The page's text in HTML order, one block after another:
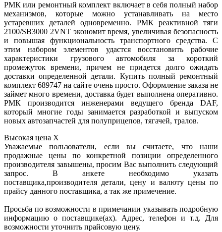
РМК или ремонтный комплект включает в себя полный набор
механизмов, которые можно устанавливать на место
устаревших деталей одновременно. РМК реактивной тяги
2100/SB3000 2VNT экономит время, увеличивая безопасность
и повышая функциональность транспортного средства. С
этим набором элементов удастся восстановить рабочие
характеристики грузового автомобиля за короткий
промежуток времени, причем не придется долго ожидать
доставки определенной детали. Купить полный ремонтный
комплект 689747 на сайте очень просто. Оформление заказа не
займет много времени, доставка будет выполнена оперативно.
РМК производится инженерами ведущего бренда DAF,
который многие годы занимается разработкой и выпуском
новых автозапчастей для полуприцепов, тягачей, тралов.
Высокая цена X
Уважаемые пользователи, если вы считаете, что наши
продажные цены по конкретной позиции определенного
производителя завышены, просим Вас выполнить следующий
запрос. В анкете необходимо указать
поставщика,производителя детали, цену и валюту цены по
прайсу данного поставщика, а так же примечение.
Просьба по возможности в примечании указывать подробную
информацию о поставщике(ах). Адрес, телефон и т.д. Для
возможности уточнить прайсовую цену.